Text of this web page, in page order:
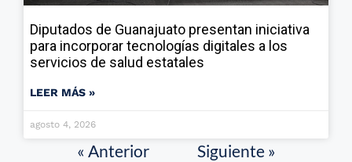
Diputados de Guanajuato presentan iniciativa
para incorporar tecnologías digitales a los
servicios de salud estatales
LEER MÁS »
agosto 4, 2026
« Anterior Siguiente »